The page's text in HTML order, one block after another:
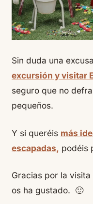
Sin duda una
excursión y visitar
seguro que no
pequeños.
Y si queréis más
escapadas, podéis
Gracias por la
os ha gustado. 🙂